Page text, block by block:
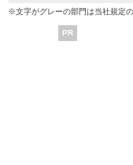
※文字がグレーの部門は当社規定
PR